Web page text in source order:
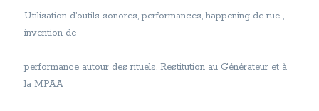
Utilisation d’outils sonores, performances, happening de rue ,
invention de
performance autour des rituels. Restitution au Générateur et à
la MPAA